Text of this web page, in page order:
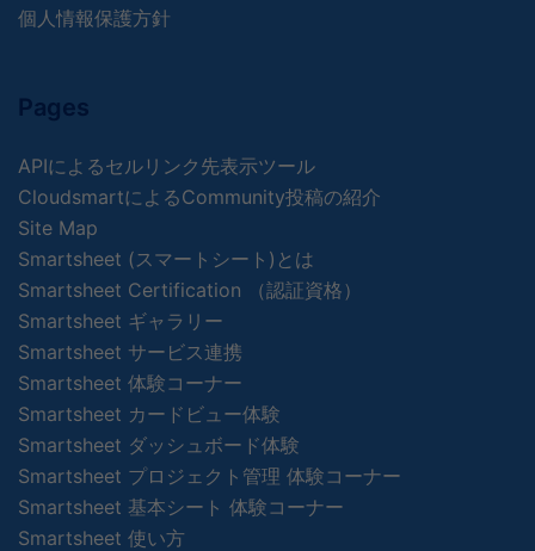
個人情報保護方針
Pages
APIによるセルリンク先表示ツール
CloudsmartによるCommunity投稿の紹介
Site Map
Smartsheet (スマートシート)とは
Smartsheet Certification （認証資格）
Smartsheet ギャラリー
Smartsheet サービス連携
Smartsheet 体験コーナー
Smartsheet カードビュー体験
Smartsheet ダッシュボード体験
Smartsheet プロジェクト管理 体験コーナー
Smartsheet 基本シート 体験コーナー
Smartsheet 使い方